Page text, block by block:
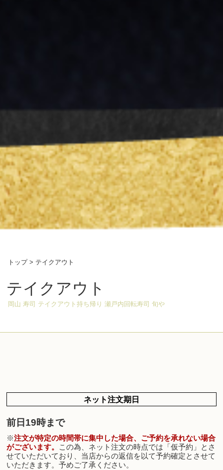
トップ > テイクアウト
テイクアウト
岡山 寿司 テイクアウト持ち帰り 瀬戸内回転寿司 旬や
ネット注文期日
前日19時まで
※注文が特定の時間帯に集中した場合、ご予約を承れない場合
がございます。 この為、ネット注文の時点では「仮予約」とさ
せていただいており、当店からの返信を以て予約確定とさせて
いただきます。予めご了承ください。